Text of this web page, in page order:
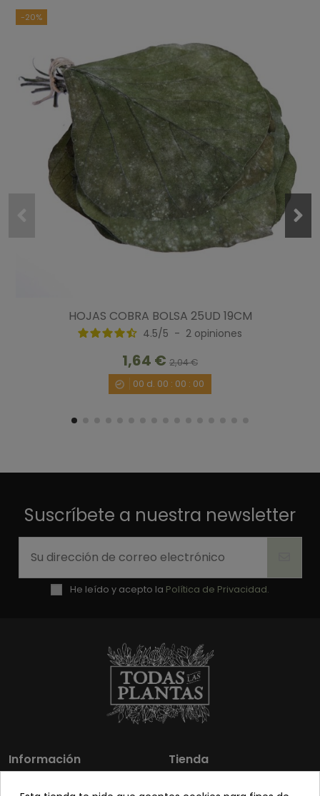
estrellas
2estrellas
estrella
Ordenar las opiniones
5/5
Informe
1
-20%
HOJAS COBRA BOLSA 25UD 19CM
4.5/5 - 2 opiniones
1,64 € 2,04 €
00 d. 00 : 00 : 00
Suscríbete a nuestra newsletter
He leído y acepto la Política de Privacidad.
Información
Los más vendidos
Tienda
Mi cuenta